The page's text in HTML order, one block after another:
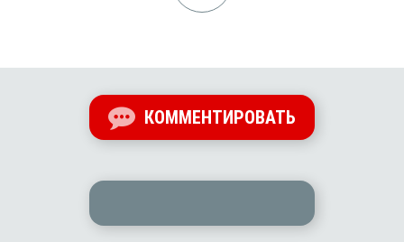
КОММЕНТИРОВАТЬ